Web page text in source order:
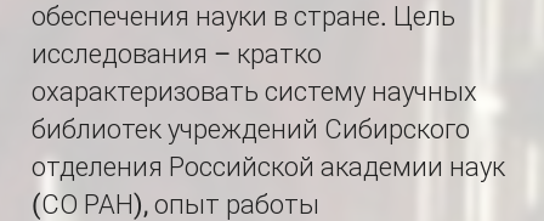
обеспечения науки в стране. Цель
исследования – кратко
охарактеризовать систему научных
библиотек учреждений Сибирского
отделения Российской академии наук
(СО РАН), опыт работы